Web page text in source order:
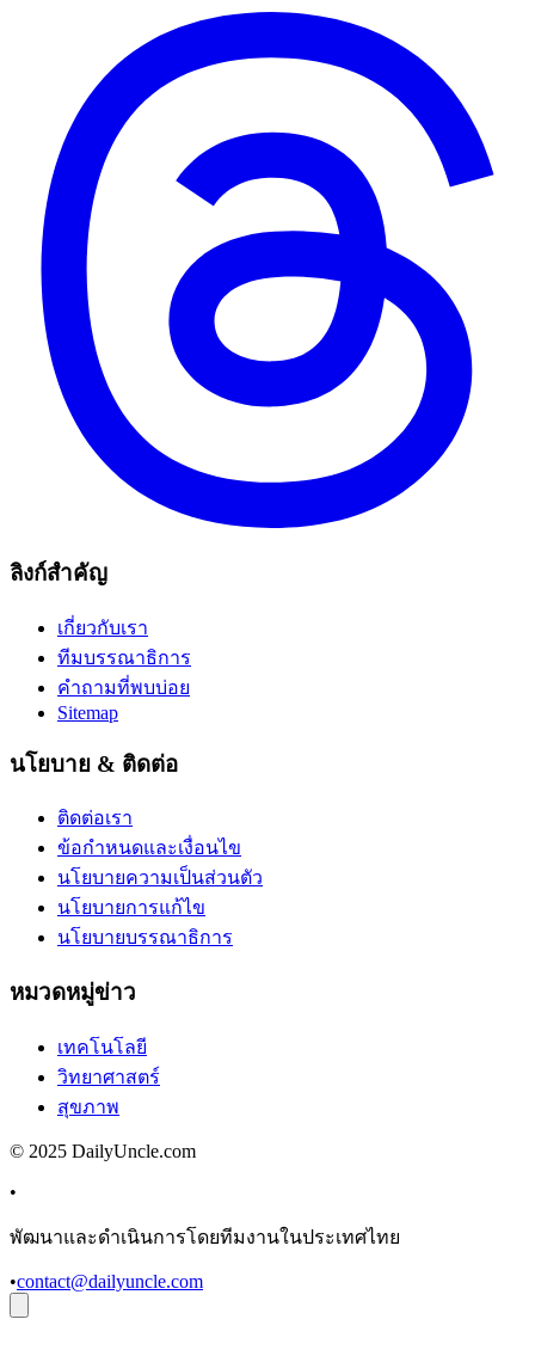
ลิงก์สำคัญ
เกี่ยวกับเรา
ทีมบรรณาธิการ
คำถามที่พบบ่อย
Sitemap
นโยบาย & ติดต่อ
ติดต่อเรา
ข้อกำหนดและเงื่อนไข
นโยบายความเป็นส่วนตัว
นโยบายการแก้ไข
นโยบายบรรณาธิการ
หมวดหมู่ข่าว
เทคโนโลยี
วิทยาศาสตร์
สุขภาพ
© 2025 DailyUncle.com
•
พัฒนาและดำเนินการโดยทีมงานในประเทศไทย
•contact@dailyuncle.com